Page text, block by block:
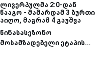
ლივერპულმა 2:0-დან
წააგო - მამარდამ 3 ბურთი
აიღო, მაგრამ 4 გაუშვა
წინასასეზონო
მოსამზადებელი ეტაპის...